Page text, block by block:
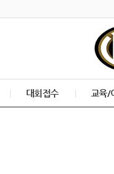
대회접수 교육/